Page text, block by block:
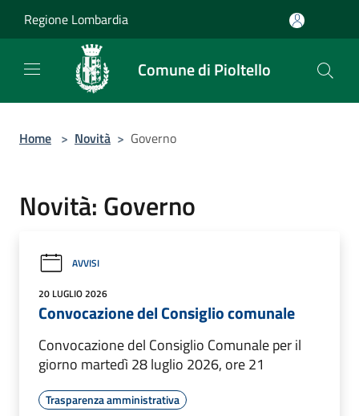
Regione Lombardia
Comune di Pioltello
Home > Novità > Governo
Novità: Governo
AVVISI
20 LUGLIO 2026
Convocazione del Consiglio comunale
Convocazione del Consiglio Comunale per il
giorno martedì 28 luglio 2026, ore 21
Trasparenza amministrativa